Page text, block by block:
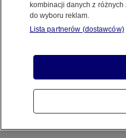
Tajfun Sepat, który
południowe wybrzeża
osób do opuszczenia
kombinacji danych z
do wyboru reklam.
Lista partnerów (dostawców)